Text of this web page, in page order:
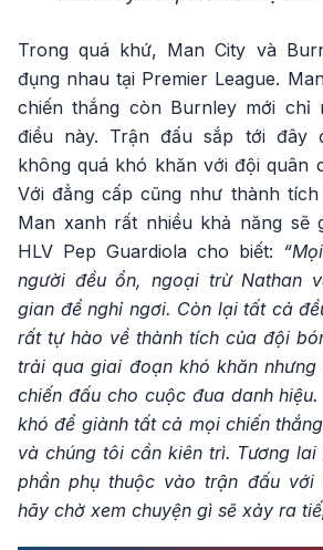
Trong quá khứ, Man City và
đụng nhau tại Premier League.
chiến thắng còn Burnley mới chỉ
điều này. Trận đấu sắp tới đây
không quá khó khăn với đội quân
Với đẳng cấp cũng như thành
Man xanh rất nhiều khả năng sẽ
HLV Pep Guardiola cho biết:
người đều ổn, ngoại trừ Nathan
gian để nghỉ ngơi. Còn lại tất cả
rất tự hào về thành tích của đội
trải qua giai đoạn khó khăn
chiến đấu cho cuộc đua danh
khó để giành tất cả mọi chiến
và chúng tôi cần kiên trì. Tương
phần phụ thuộc vào trận đấu với
hãy chờ xem chuyện gì sẽ xảy ra